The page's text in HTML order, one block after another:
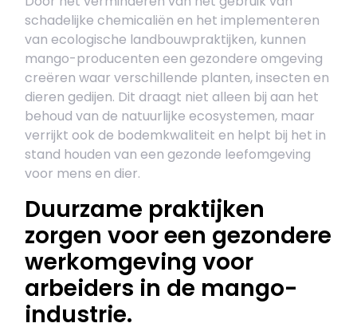
schadelijke chemicaliën en het implementeren
van ecologische landbouwpraktijken, kunnen
mango-producenten een gezondere omgeving
creëren waar verschillende planten, insecten en
dieren gedijen. Dit draagt niet alleen bij aan het
behoud van de natuurlijke ecosystemen, maar
verrijkt ook de bodemkwaliteit en helpt bij het in
stand houden van een gezonde leefomgeving
voor mens en dier.
Duurzame praktijken
zorgen voor een gezondere
werkomgeving voor
arbeiders in de mango-
industrie.